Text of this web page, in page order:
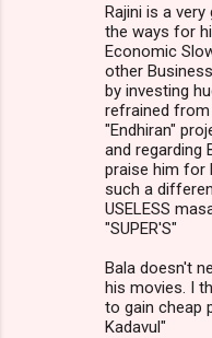
Rajini is a
the ways for
Economic
other
by investing
refrained from
"Endhiran"
and regarding
praise him for
such a
USELESS
"SUPER'S"
Bala doesn't
his movies. I
to gain cheap
Kadavul"